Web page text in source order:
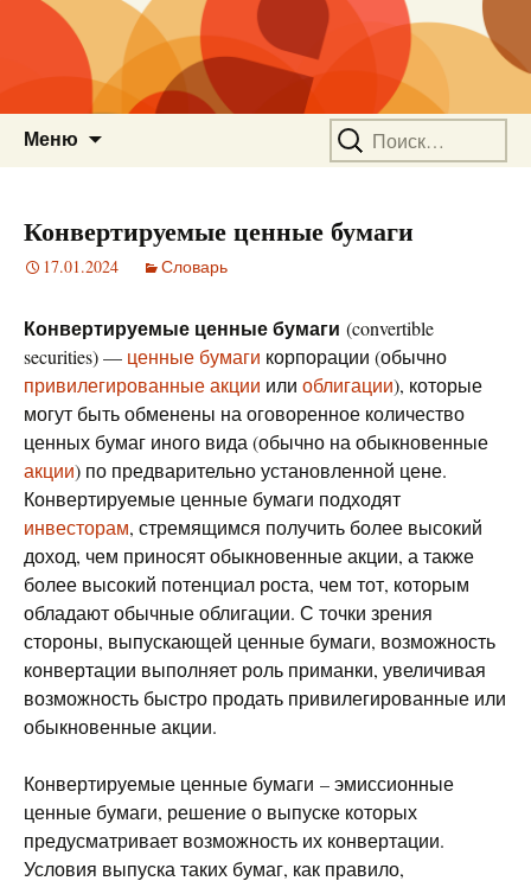
Меню Найти:
Конвертируемые ценные бумаги
17.01.2024 Словарь
Конвертируемые ценные бумаги (convertible
securities) — ценные бумаги корпорации (обычно
привилегированные акции или облигации), которые
могут быть обменены на оговоренное количество
ценных бумаг иного вида (обычно на обыкновенные
акции) по предварительно установленной цене.
Конвертируемые ценные бумаги подходят
инвесторам, стремящимся получить более высокий
доход, чем приносят обыкновенные акции, а также
более высокий потенциал роста, чем тот, которым
обладают обычные облигации. С точки зрения
стороны, выпускающей ценные бумаги, возможность
конвертации выполняет роль приманки, увеличивая
возможность быстро продать привилегированные или
обыкновенные акции.
Конвертируемые ценные бумаги – эмиссионные
ценные бумаги, решение о выпуске которых
предусматривает возможность их конвертации.
Условия выпуска таких бумаг, как правило,